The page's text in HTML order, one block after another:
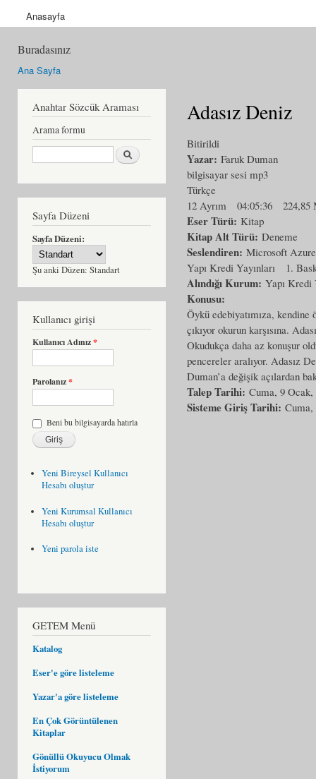
Anasayfa
Buradasınız
Ana Sayfa
Anahtar Sözcük Araması
Arama formu
Ara
Sayfa Düzeni
Sayfa Düzeni:
Şu anki Düzen: Standart
Kullanıcı girişi
Kullanıcı Adınız*
Parolanız*
Beni bu bilgisayarda hatırla
Yeni Bireysel Kullanıcı
Hesabı oluştur
Yeni Kurumsal Kullanıcı
Hesabı oluştur
Yeni parola iste
GETEM Menü
Katalog
Eser'e göre listeleme
Yazar'a göre listeleme
En Çok Görüntülenen
Kitaplar
Gönüllü Okuyucu Olmak
İstiyorum
Adasız Deniz
Bitirildi
Yazar: Faruk Duman
bilgisayar sesi mp3
Türkçe
12 Ayrım
04:05:36 224,85
Eser Türü: Kitap
Kitap Alt Türü: Deneme
Seslendiren: Microsoft
Yapı Kredi Yayınları
1.
Alındığı Kurum: Yapı Kredi
Konusu:
Öykü edebiyatımıza,
çıkıyor okurun karşısına.
Okudukça daha az konuşur
pencereler aralıyor. Adasız
Duman’a değişik açılardan
Talep Tarihi: Cuma, 9 Ocak,
Sisteme Giriş Tarihi: Cuma,